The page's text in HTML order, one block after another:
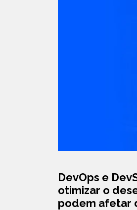
DevOps e
otimizar o
podem afetar